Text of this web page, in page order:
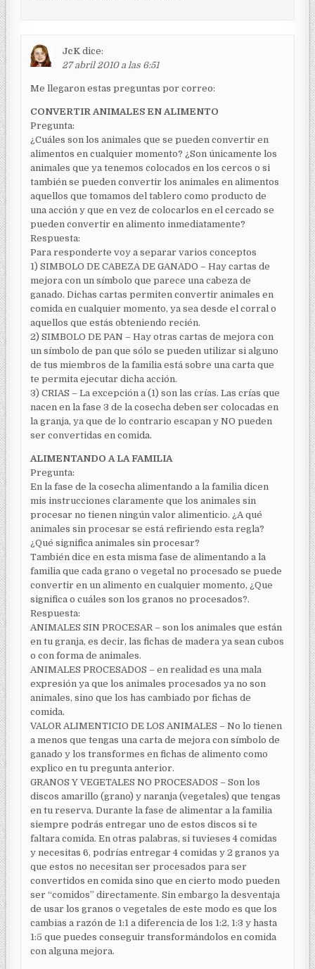
JcK dice:
27 abril 2010 a las 6:51
Me llegaron estas preguntas por correo:
CONVERTIR ANIMALES EN ALIMENTO
Pregunta:
¿Cuáles son los animales que se pueden convertir en
alimentos en cualquier momento? ¿Son únicamente los
animales que ya tenemos colocados en los cercos o si
también se pueden convertir los animales en alimentos
aquellos que tomamos del tablero como producto de
una acción y que en vez de colocarlos en el cercado se
pueden convertir en alimento inmediatamente?
Respuesta:
Para responderte voy a separar varios conceptos
1) SIMBOLO DE CABEZA DE GANADO – Hay cartas de
mejora con un símbolo que parece una cabeza de
ganado. Dichas cartas permiten convertir animales en
comida en cualquier momento, ya sea desde el corral o
aquellos que estás obteniendo recién.
2) SIMBOLO DE PAN – Hay otras cartas de mejora con
un símbolo de pan que sólo se pueden utilizar si alguno
de tus miembros de la familia está sobre una carta que
te permita ejecutar dicha acción.
3) CRIAS – La excepción a (1) son las crías. Las crías que
nacen en la fase 3 de la cosecha deben ser colocadas en
la granja, ya que de lo contrario escapan y NO pueden
ser convertidas en comida.
ALIMENTANDO A LA FAMILIA
Pregunta:
En la fase de la cosecha alimentando a la familia dicen
mis instrucciones claramente que los animales sin
procesar no tienen ningún valor alimenticio. ¿A qué
animales sin procesar se está refiriendo esta regla?
¿Qué significa animales sin procesar?
También dice en esta misma fase de alimentando a la
familia que cada grano o vegetal no procesado se puede
convertir en un alimento en cualquier momento, ¿Que
significa o cuáles son los granos no procesados?.
Respuesta:
ANIMALES SIN PROCESAR – son los animales que están
en tu granja, es decir, las fichas de madera ya sean cubos
o con forma de animales.
ANIMALES PROCESADOS – en realidad es una mala
expresión ya que los animales procesados ya no son
animales, sino que los has cambiado por fichas de
comida.
VALOR ALIMENTICIO DE LOS ANIMALES – No lo tienen
a menos que tengas una carta de mejora con símbolo de
ganado y los transformes en fichas de alimento como
explico en tu pregunta anterior.
GRANOS Y VEGETALES NO PROCESADOS – Son los
discos amarillo (grano) y naranja (vegetales) que tengas
en tu reserva. Durante la fase de alimentar a la familia
siempre podrás entregar uno de estos discos si te
faltara comida. En otras palabras, si tuvieses 4 comidas
y necesitas 6, podrías entregar 4 comidas y 2 granos ya
que estos no necesitan ser procesados para ser
convertidos en comida sino que en cierto modo pueden
ser “comidos” directamente. Sin embargo la desventaja
de usar los granos o vegetales de este modo es que los
cambias a razón de 1:1 a diferencia de los 1:2, 1:3 y hasta
1:5 que puedes conseguir transformándolos en comida
con alguna mejora.